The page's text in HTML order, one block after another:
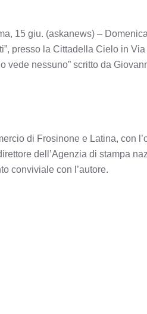
15 giu. (askanews) –
presso la Cittadella Cielo in Via
vede nessuno” scritto da
di Frosinone e Latina, con
dell’Agenzia di stampa
conviviale con l’autore.